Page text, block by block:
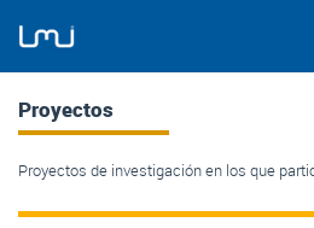
Proyectos
Proyectos de investigación en los que